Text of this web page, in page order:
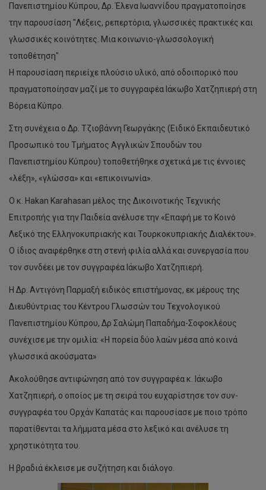
Πανεπιστημίου Κύπρου, Δρ. Έλενα Ιωαννίδου πραγματοποίησε
την παρουσίαση "Λέξεις, ρεπερτόρια, γλωσσικές πρακτικές και
γλωσσικές κοινότητες. Μια κοινωνιο-γλωσσολογική
τοποθέτηση"
Η παρουσίαση περιείχε πλούσιο υλικό, από οδοιπορικό που
πραγματοποίησαν μαζί με το συγγραφέα Ιάκωβο Χατζηπιερή στη
Βόρεια Κύπρο.
Στη συνέχεια ο Δρ. Τζιοβάννη Γεωργάκης (Ειδικό Εκπαιδευτικό
Προσωπικό του Τμήματος Αγγλικών Σπουδών του
Πανεπιστημίου Κύπρου) τοποθετήθηκε σχετικά με τις έννοιες
«λέξη», «γλώσσα» και «επικοινωνία».
Ο κ. Hakan Karahasan μέλος της Δικοινοτικής Τεχνικής
Επιτροπής για την Παιδεία ανέλυσε την «Επαφή με το Κοινό
Λεξικό της Ελληνοκυπριακής και Τουρκοκυπριακής Διαλέκτου».
Ο ίδιος αναφέρθηκε στη στενή φιλία αλλά και συνεργασία που
τον συνδέει με τον συγγραφέα Ιάκωβο Χατζηπιερή.
Η Δρ. Αντιγόνη Παρμαξή ειδικός επιστήμονας, εκ μέρους της
Διευθύντριας του Κέντρου Γλωσσών του Τεχνολογικού
Πανεπιστημίου Κύπρου, Δρ Σαλώμη Παπαδήμα-Σοφοκλέους
συνέχισε με την ομιλία: «Η πορεία δύο λαών μέσα από κοινά
γλωσσικά ακούσματα»
Ακολούθησε αντιφώνηση από τον συγγραφέα κ. Ιάκωβο
Χατζηπιερή, ο οποίος με τη σειρά του ευχαρίστησε τον συν-
συγγραφέα του Ορχάν Καπατάς και παρουσίασε με ποιο τρόπο
παρατίθενται τα λήμματα μέσα στο λεξικό και ανέλυσε τη
χρηστικότητα του.
Η βραδιά έκλεισε με συζήτηση και διάλογο.